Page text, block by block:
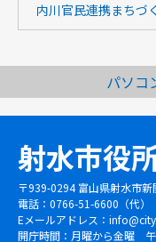
内川官民連携まちづ
パソコ
射水市役
〒939-0294 富山県射水市新
電話：0766-51-6600（代）
Eメールアドレス：
開庁時間：月曜から金曜